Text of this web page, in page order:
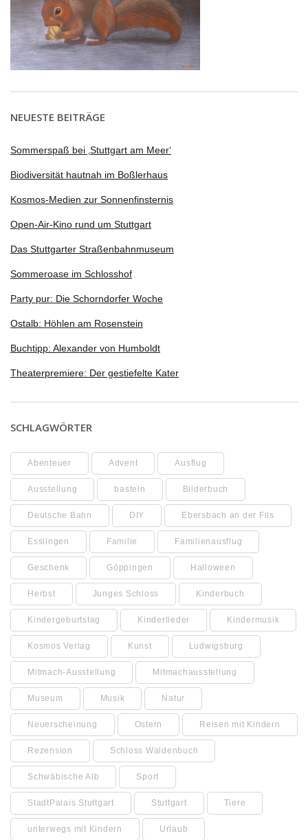
NEUESTE BEITRÄGE
Sommerspaß bei ‚Stuttgart am Meer‘
Biodiversität hautnah im Boßlerhaus
Kosmos-Medien zur Sonnenfinsternis
Open-Air-Kino rund um Stuttgart
Das Stuttgarter Straßenbahnmuseum
Sommeroase im Schlosshof
Party pur: Die Schorndorfer Woche
Ostalb: Höhlen am Rosenstein
Buchtipp: Alexander von Humboldt
Theaterpremiere: Der gestiefelte Kater
SCHLAGWÖRTER
Abenteuer Advent Ausflug
Ausstellung basteln Bilderbuch
Deutsche Bahn DIY Ebersbach an der Fils
Esslingen Familie Familienausflug
Geschenk Göppingen Halloween
Herbst Junges Schloss Kinderbuch
Kindergeburtstag Kinderlieder Kindermusik
Kosmos Verlag Kunst Ludwigsburg
Mitmach-Ausstellung Mitmachausstellung
Museum Musik Natur
Neuerscheinung Ostern Reisen mit Kindern
Rezension Schloss Waldenbuch
Schwäbische Alb Sport
StadtPalais Stuttgart Stuttgart Tiere
unterwegs mit Kindern Urlaub